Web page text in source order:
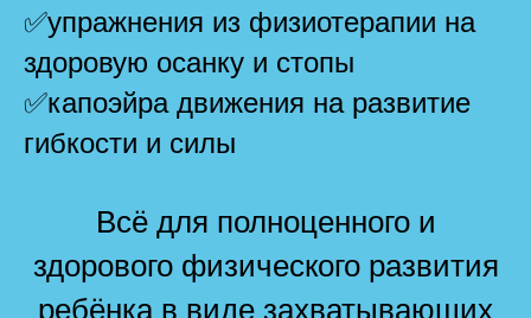
✅упражнения из физиотерапии на
здоровую осанку и стопы
✅капоэйра движения на развитие
гибкости и силы
Всё для полноценного и
здорового физического развития
ребёнка в виде захватывающих